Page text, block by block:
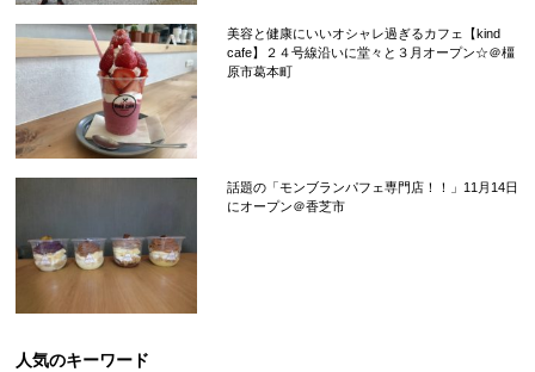
美容と健康にいいオシャレ過ぎるカフェ【kind
cafe】２４号線沿いに堂々と３月オープン☆＠橿
原市葛本町
話題の「モンブランパフェ専門店！！」11月14日
にオープン＠香芝市
人気のキーワード